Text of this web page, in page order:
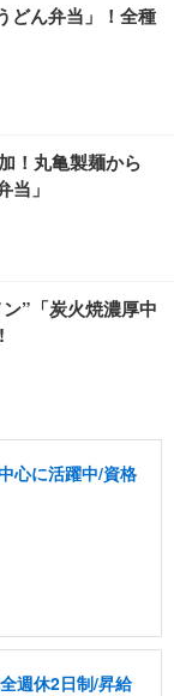
どん弁当」！全種
！丸亀製麺から
当」
”「炭火焼濃厚中
心に活躍中/資格
週休2日制/昇給